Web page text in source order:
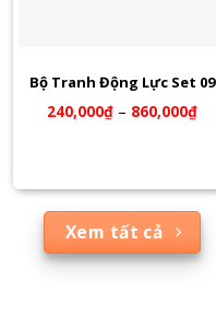
Bộ Tranh Động Lực Set 09
240,000₫ – 860,000₫
Xem tất cả